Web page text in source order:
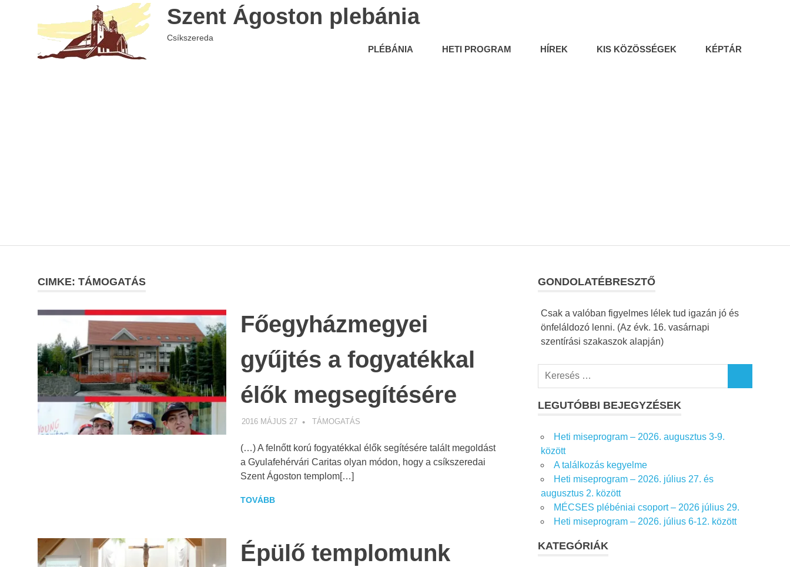
Szent Ágoston plebánia
Csíkszereda
PLÉBÁNIA HETI PROGRAM HÍREK KIS KÖZÖSSÉGEK KÉPTÁR
CIMKE: TÁMOGATÁS
Főegyházmegyei
gyűjtés a fogyatékkal
élők megsegítésére
2016 MÁJUS 27 WEBMESTER
TÁMOGATÁS
(…) A felnőtt korú fogyatékkal élők segítésére talált megoldást
a Gyulafehérvári Caritas olyan módon, hogy a csíkszeredai
Szent Ágoston templom[…]
TOVÁBB
Épülő templomunk
GONDOLATÉBRESZTŐ
Csak a valóban figyelmes lélek tud igazán jó és
önfeláldozó lenni. (Az évk. 16. vasárnapi
szentírási szakaszok alapján)
é
s
f
o
r
:
LEGUTÓBBI BEJEGYZÉSEK
Heti miseprogram – 2026. augusztus 3-9.
között
A találkozás kegyelme
Heti miseprogram – 2026. július 27. és
augusztus 2. között
MÉCSES plébéniai csoport – 2026 július 29.
Heti miseprogram – 2026. július 6-12. között
KATEGÓRIÁK